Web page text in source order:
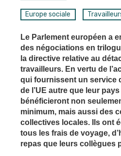
Europe sociale
Le Parlement européen a
des négociations en
la directive relative au
travailleurs. En vertu de
qui fournissent un service
de l’UE autre que leur
bénéficieront non
minimum, mais aussi des
collectives locales. Ils ont
tous les frais de voyage,
repas que leurs collègues